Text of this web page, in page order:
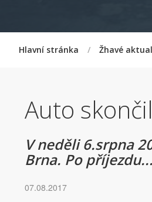
Hlavní stránka / Žhavé
Auto
V neděli 6.srpna
Brna. Po příjezdu...
07.08.2017